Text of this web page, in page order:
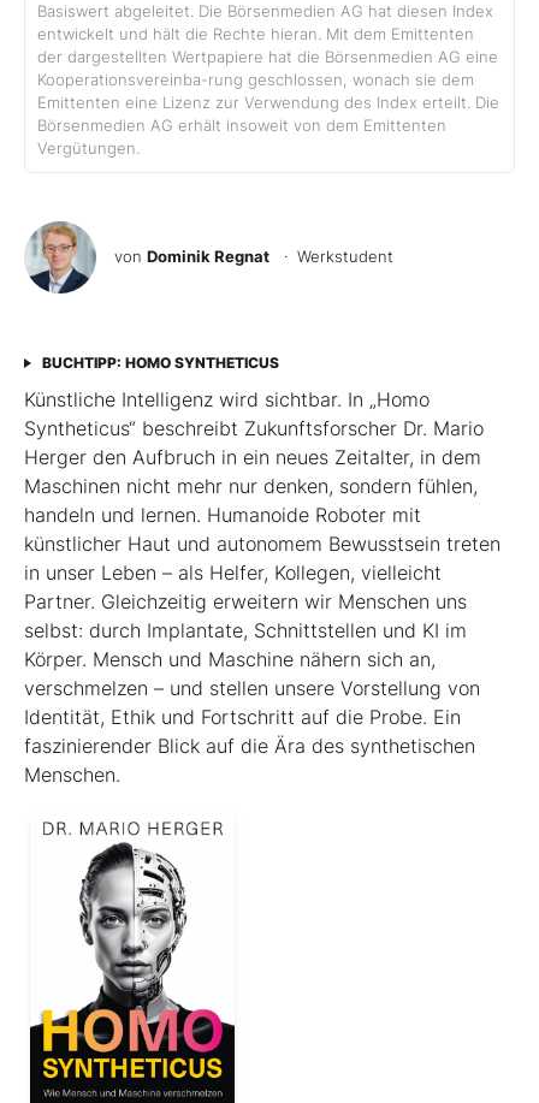
Basiswert abgeleitet. Die Börsenmedien AG hat diesen Index
entwickelt und hält die Rechte hieran. Mit dem Emittenten
der dargestellten Wertpapiere hat die Börsenmedien AG eine
Kooperationsvereinba-rung geschlossen, wonach sie dem
Emittenten eine Lizenz zur Verwendung des Index erteilt. Die
Börsenmedien AG erhält insoweit von dem Emittenten
Vergütungen.
von Dominik Regnat · Werkstudent
BUCHTIPP: HOMO SYNTHETICUS
Künstliche Intelligenz wird sichtbar. In „Homo
Syntheticus“ beschreibt Zukunftsforscher Dr. Mario
Herger den Aufbruch in ein neues Zeitalter, in dem
Maschinen nicht mehr nur denken, sondern fühlen,
handeln und lernen. Humanoide Roboter mit
künstlicher Haut und autonomem Bewusstsein treten
in unser Leben – als Helfer, Kollegen, vielleicht
Partner. Gleichzeitig erweitern wir Menschen uns
selbst: durch Implantate, Schnittstellen und KI im
Körper. Mensch und Maschine nähern sich an,
verschmelzen – und stellen unsere Vorstellung von
Identität, Ethik und Fortschritt auf die Probe. Ein
faszinierender Blick auf die Ära des synthetischen
Menschen.